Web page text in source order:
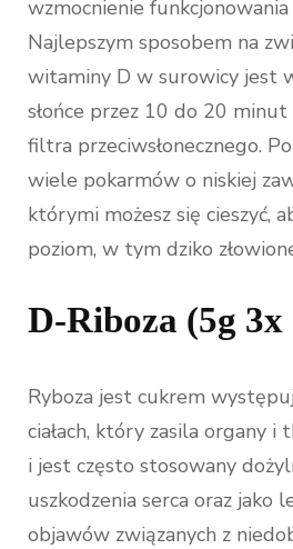
wzmocnienie
Najlepszym sposobem na
witaminy D w surowicy jest
słońce przez 10 do 20
filtra przeciwsłonecznego.
wiele pokarmów o niskiej
którymi możesz się cieszyć,
poziom, w tym dziko
D-Riboza (5g 3x
Ryboza jest cukrem
ciałach, który zasila organy i
i jest często stosowany
uszkodzenia serca oraz jako
objawów związanych z